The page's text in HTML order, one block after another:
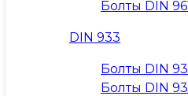
Болты DIN
DIN 933
Болты DIN
Болты DIN